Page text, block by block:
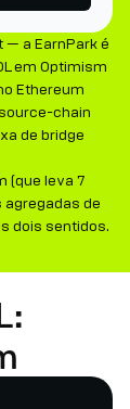
— a EarnPark é
em Optimism
Ethereum
chain
de bridge
(que leva 7
agregadas de
dois sentidos.